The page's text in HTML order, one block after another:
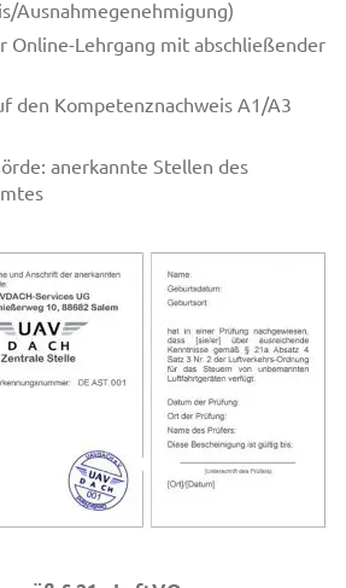
Ausnahmegenehmigung)
Online-Lehrgang mit abschließender
den Kompetenznachweis A1/A3
anerkannte Stellen des